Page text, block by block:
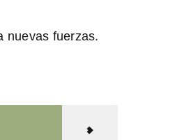
nuevas fuerzas.